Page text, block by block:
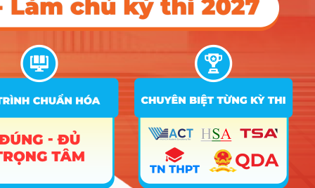
Trường Đại Học Ngoại Ngữ Đà Nẵng 1 ngành
Xem chi
1 ngành
Xem chi
Xem chi
tiết
Danh sách các ngành tuyển sinh theo tổ